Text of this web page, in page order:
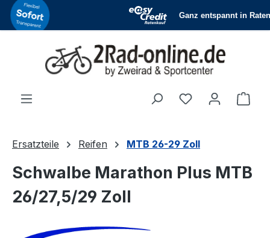
Zum Hauptinhalt springen
Du hast 0
Ersatzteile Reifen MTB 26-29 Zoll
Schwalbe Marathon Plus MTB
26/27,5/29 Zoll